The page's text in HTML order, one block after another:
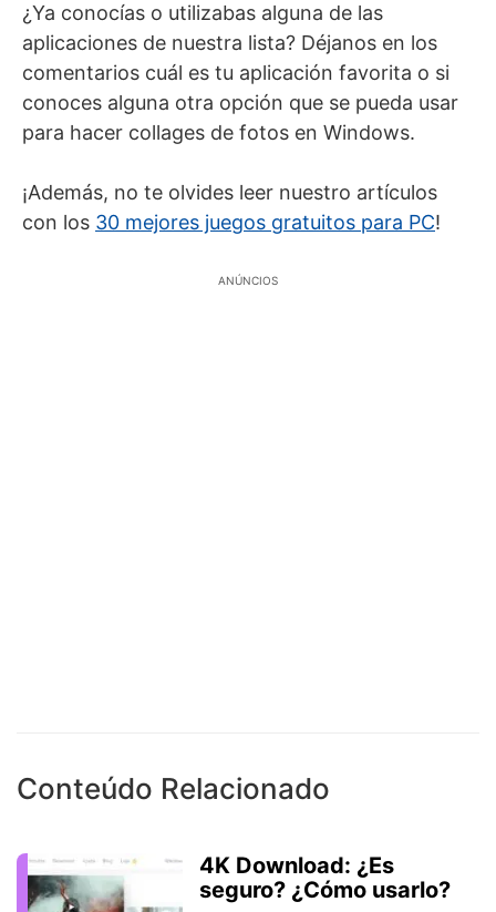
¿Ya conocías o utilizabas alguna de las
aplicaciones de nuestra lista? Déjanos en los
comentarios cuál es tu aplicación favorita o si
conoces alguna otra opción que se pueda usar
para hacer collages de fotos en Windows.
¡Además, no te olvides leer nuestro artículos
con los 30 mejores juegos gratuitos para PC!
ANÚNCIOS
Conteúdo Relacionado
4K Download: ¿Es
seguro? ¿Cómo usarlo?